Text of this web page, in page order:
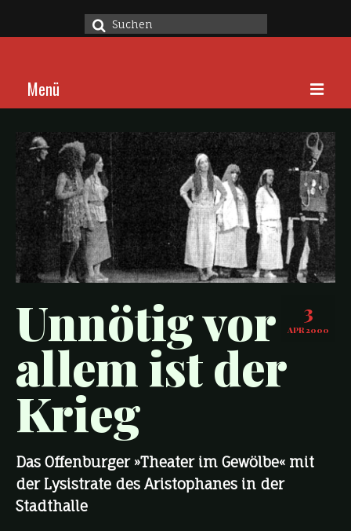
Suche
Menü
Home
Stücke
Über
Kalender
Kontakt
3
APR 2000
Unnötig vor
allem ist der
Krieg
Das Offenburger »Theater im Gewölbe« mit
der Lysistrate des Aristophanes in der
Stadthalle